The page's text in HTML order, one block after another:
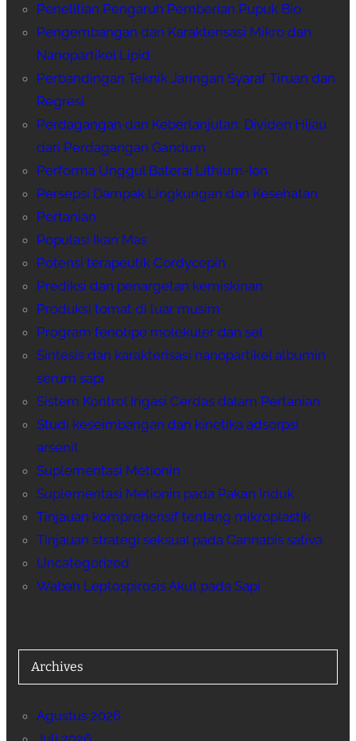
Penelitian Pengaruh Pemberian Pupuk Bio
Pengembangan dan Karakterisasi Mikro dan
Nanopartikel Lipid
Perbandingan Teknik Jaringan Syaraf Tiruan dan
Regresi
Perdagangan dan Keberlanjutan: Dividen Hijau
dari Perdagangan Gandum
Performa Unggul Baterai Lithium-Ion
Persepsi Dampak Lingkungan dan Kesehatan
Pertanian
Populasi Ikan Mas
Potensi terapeutik Cordycepin
Prediksi dan penargetan kemiskinan
Produksi tomat di luar musim
Program fenotipe molekuler dan sel
Sintesis dan karakterisasi nanopartikel albumin
serum sapi
Sistem Kontrol Irigasi Cerdas dalam Pertanian
Studi keseimbangan dan kinetika adsorpsi
arsenit
Suplementasi Metionin
Suplementasi Metionin pada Pakan Induk
Tinjauan komprehensif tentang mikroplastik
Tinjauan strategi seksual pada Cannabis sativa
Uncategorized
Wabah Leptospirosis Akut pada Sapi
Archives
Agustus 2026